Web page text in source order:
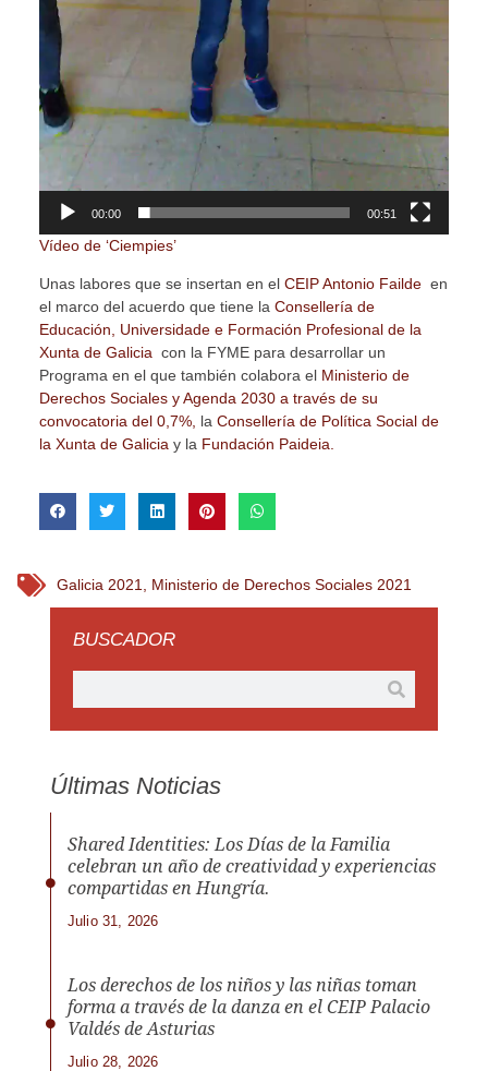
00:00 00:51
Vídeo de ‘Ciempies’
Unas labores que se insertan en el CEIP Antonio Failde en
el marco del acuerdo que tiene la Consellería de
Educación, Universidade e Formación Profesional de la
Xunta de Galicia con la FYME para desarrollar un
Programa en el que también colabora el Ministerio de
Derechos Sociales y Agenda 2030 a través de su
convocatoria del 0,7%, la Consellería de Política Social de
la Xunta de Galicia y la Fundación Paideia.
Galicia 2021 Ministerio de Derechos Sociales 2021
BUSCADOR
Últimas Noticias
Shared Identities: Los Días de la Familia
celebran un año de creatividad y experiencias
compartidas en Hungría.
Julio 31, 2026
Los derechos de los niños y las niñas toman
forma a través de la danza en el CEIP Palacio
Valdés de Asturias
Julio 28, 2026